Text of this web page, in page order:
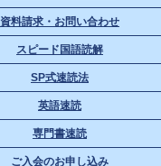
資料請求・お問い合わせ
スピード国語読解
SP式速読法
英語速読
専門書速読
ご入会のお申し込み